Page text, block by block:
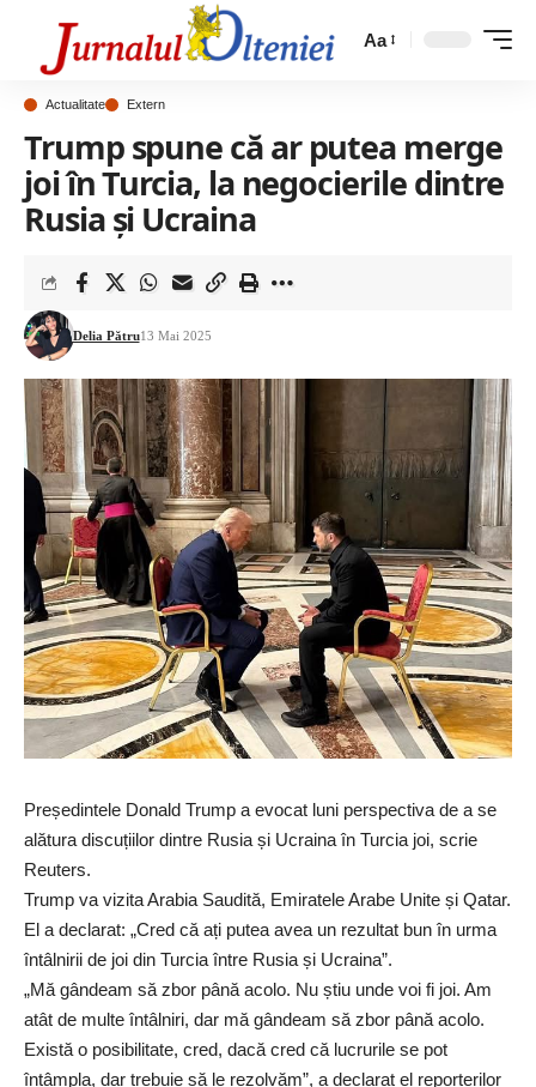
Aa
Actualitate Extern
Trump spune că ar putea merge
joi în Turcia, la negocierile dintre
Rusia și Ucraina
Delia Pătru13 Mai 2025
Președintele Donald Trump a evocat luni perspectiva de a se
alătura discuțiilor dintre Rusia și Ucraina în Turcia joi, scrie
Reuters.
Trump va vizita Arabia Saudită, Emiratele Arabe Unite și Qatar.
El a declarat: „Cred că ați putea avea un rezultat bun în urma
întâlnirii de joi din Turcia între Rusia și Ucraina”.
„Mă gândeam să zbor până acolo. Nu știu unde voi fi joi. Am
atât de multe întâlniri, dar mă gândeam să zbor până acolo.
Există o posibilitate, cred, dacă cred că lucrurile se pot
întâmpla, dar trebuie să le rezolvăm”, a declarat el reporterilor